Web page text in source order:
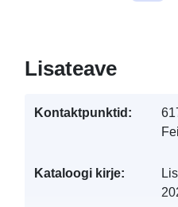
Lisateave
Kontaktpunktid:
Kataloogi kirje: